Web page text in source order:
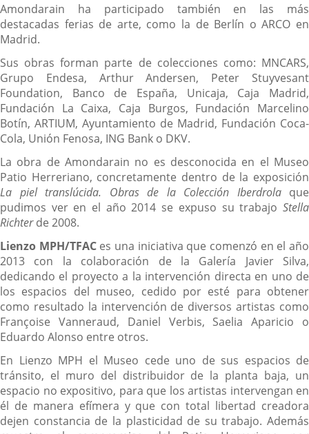
Amondarain ha participado también en las más
destacadas ferias de arte, como la de Berlín o ARCO en
Madrid.
Sus obras forman parte de colecciones como: MNCARS,
Grupo Endesa, Arthur Andersen, Peter Stuyvesant
Foundation, Banco de España, Unicaja, Caja Madrid,
Fundación La Caixa, Caja Burgos, Fundación Marcelino
Botín, ARTIUM, Ayuntamiento de Madrid, Fundación Coca-
Cola, Unión Fenosa, ING Bank o DKV.
La obra de Amondarain no es desconocida en el Museo
Patio Herreriano, concretamente dentro de la exposición
La piel translúcida. Obras de la Colección Iberdrolaque
pudimos ver en el año 2014 se expuso su trabajo Stella
Richterde 2008.
Lienzo MPH/TFACes una iniciativa que comenzó en el año
2013 con la colaboración de la Galería Javier Silva,
dedicando el proyecto a la intervención directa en uno de
los espacios del museo, cedido por esté para obtener
como resultado la intervención de diversos artistas como
Françoise Vanneraud, Daniel Verbis, Saelia Aparicio o
Eduardo Alonso entre otros.
En Lienzo MPH el Museo cede uno de sus espacios de
tránsito, el muro del distribuidor de la planta baja, un
espacio no expositivo, para que los artistas intervengan en
él de manera efímera y que con total libertad creadora
dejen constancia de la plasticidad de su trabajo. Además